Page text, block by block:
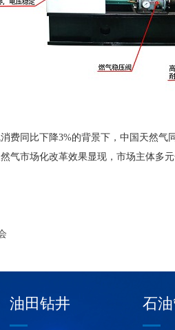
同比下降3%的背景下，中国天然气
气市场化改革效果显现，市场主体多
油田钻井 石